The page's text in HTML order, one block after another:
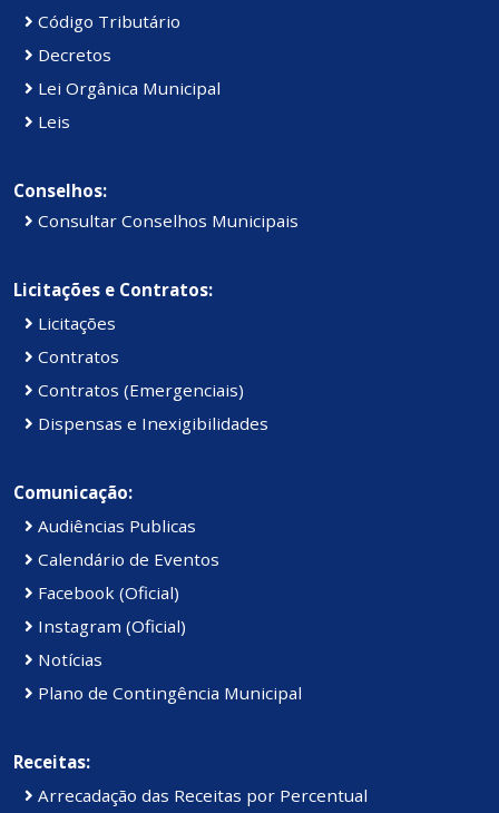
Código Tributário
Decretos
Lei Orgânica Municipal
Leis
Conselhos:
Consultar Conselhos Municipais
Licitações e Contratos:
Licitações
Contratos
Contratos (Emergenciais)
Dispensas e Inexigibilidades
Comunicação:
Audiências Publicas
Calendário de Eventos
Facebook (Oficial)
Instagram (Oficial)
Notícias
Plano de Contingência Municipal
Receitas:
Arrecadação das Receitas por Percentual